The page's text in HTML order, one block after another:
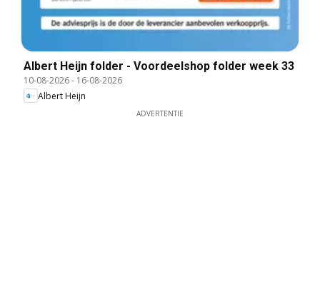
Albert Heijn folder - Voordeelshop folder week 33
10-08-2026- 16-08-2026
Albert Heijn
ADVERTENTIE